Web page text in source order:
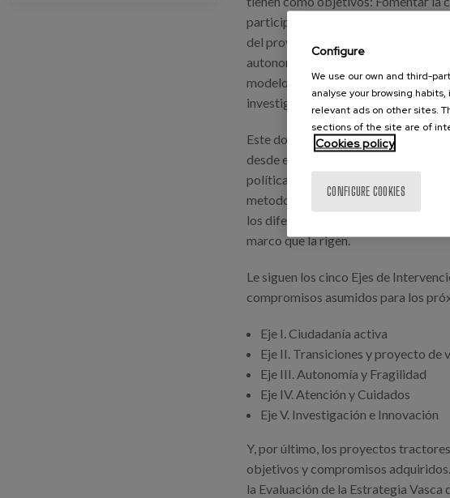
participación y las comunidades
del proyecto de vida; Apoyar la
autonomía; Promover una política
modelo de cuidados de larga
investigación e innovación y la
Este documento incluye una
desde el análisis de tendencias de la
políticas sobre envejecimiento en el
metodología utilizada para el diseño
los diferentes apartados de visión,
marco que la rigen.
Le siguen los cinco Ejes de
compromisos asumidos para los
Eje I. Ciudadanía activa
Eje II. Transiciones y proyecto de
Eje III. Autonomía y Fragilidad
Eje IV. Atención y Cuidados
Eje V. Investigación e Innovación
Y, por último, los proyectos
objetivos y compromisos
la Evaluación de la Estrategia
Configure
We use our own and third-
analyse your browsing
relevant ads on other sites.
sections of the site are of
Cookies policy
CONFIGURE COOKIES